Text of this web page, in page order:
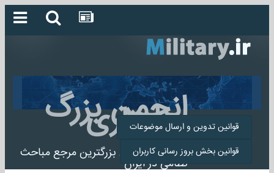
انجمن بزرگ
میلیتاری
انجمن میلیتاری بزرگترین مرجع مباحث
نظامی در ایران
قوانین تدوین و ارسال موضوعات
قوانین بخش بروز رسانی کاربران